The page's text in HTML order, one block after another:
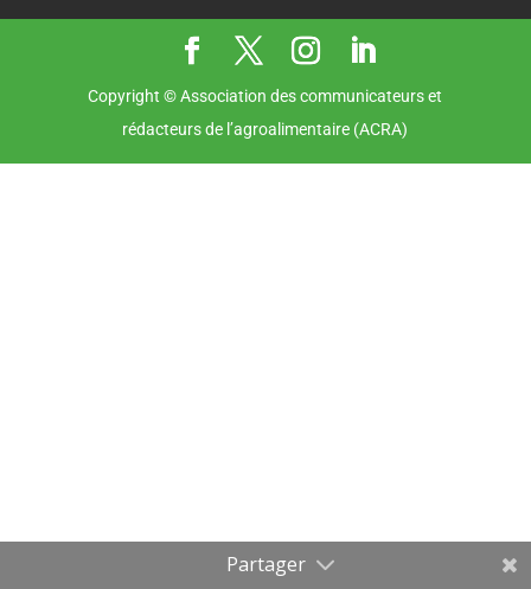
Copyright © Association des communicateurs et
rédacteurs de l’agroalimentaire (ACRA)